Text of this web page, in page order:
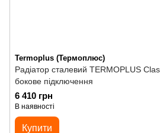
Termoplus (Термоплюс)
Радіатор сталевий TERMOPLUS
бокове підключення
6 410 грн
В наявності
Купити